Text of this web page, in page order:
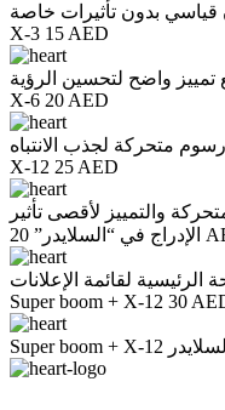
قياسي بدون تأثيرات خاصة
X-3 15 AED
تمييز واضح لتحسين الرؤية
X-6 20 AED
متحركة لجذب الانتباه
X-12 25 AED
والتمييز لأقصى تأثير
الإدراج في “السلايدر” 20
الرئيسية لقائمة الإعلانات
Super boom + X-12 30
Super boom + X-12